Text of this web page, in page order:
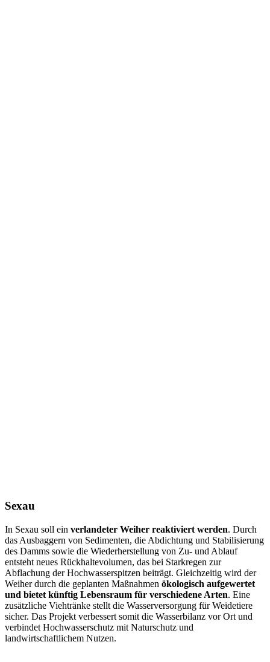
Sexau
In Sexau soll ein verlandeter Weiher reaktiviert werden. Durch
das Ausbaggern von Sedimenten, die Abdichtung und Stabilisierung
des Damms sowie die Wiederherstellung von Zu- und Ablauf
entsteht neues Rückhaltevolumen, das bei Starkregen zur
Abflachung der Hochwasserspitzen beiträgt. Gleichzeitig wird der
Weiher durch die geplanten Maßnahmen ökologisch aufgewertet
und bietet künftig Lebensraum für verschiedene Arten. Eine
zusätzliche Viehtränke stellt die Wasserversorgung für Weidetiere
sicher. Das Projekt verbessert somit die Wasserbilanz vor Ort und
verbindet Hochwasserschutz mit Naturschutz und
landwirtschaftlichem Nutzen.